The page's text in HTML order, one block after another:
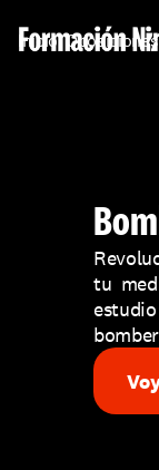
Inicio Oposiciones
tu